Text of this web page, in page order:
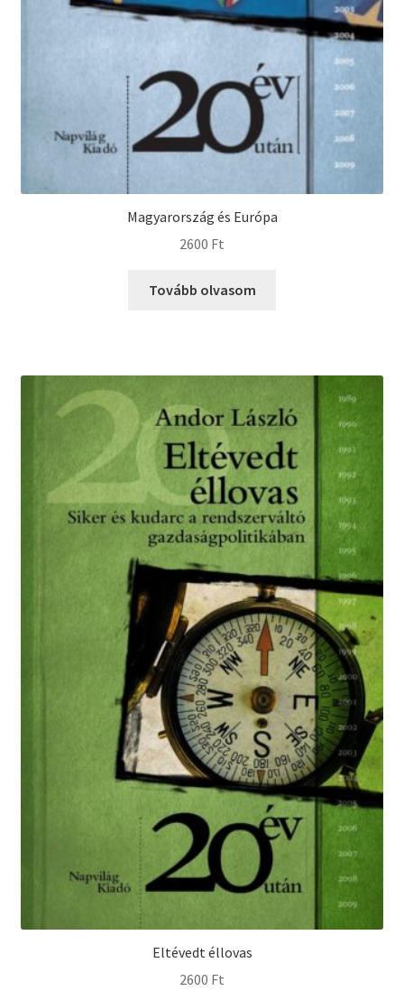
Magyarország és Európa
2600 Ft
Tovább olvasom
Eltévedt éllovas
2600 Ft